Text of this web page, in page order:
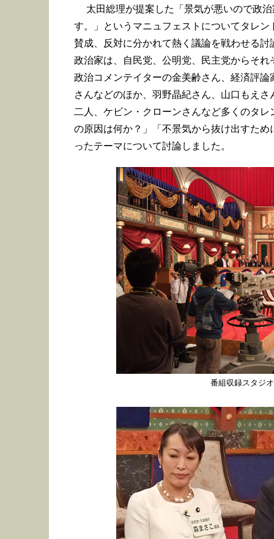
太田総理が提案した「景気が悪いので政
す。」というマニュフェストについてタレ
賛成、反対に分かれて熱く議論を戦わせる討
政治家は、自民党、公明党、民主党からそ
政治コメンテイターの金美齢さん、経済評
さんなどのほか、羽野晶紀さん、山口もえ
二人、ケビン・クローンさんなど多くのタ
の原因は何か？」「不景気から抜け出すた
ったテーマについて討論しました。
番組収録スタジ